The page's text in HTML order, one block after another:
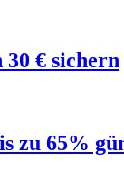
€ sichern
zu 65%